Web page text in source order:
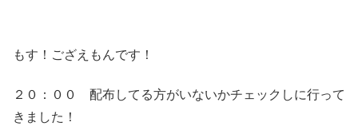
もす！ござえもんです！
２０：００ 配布してる方がいないかチェックしに行って
きました！